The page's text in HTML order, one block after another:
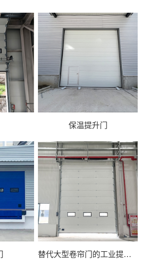
保温提升门
替代大型卷帘门的工业提升门